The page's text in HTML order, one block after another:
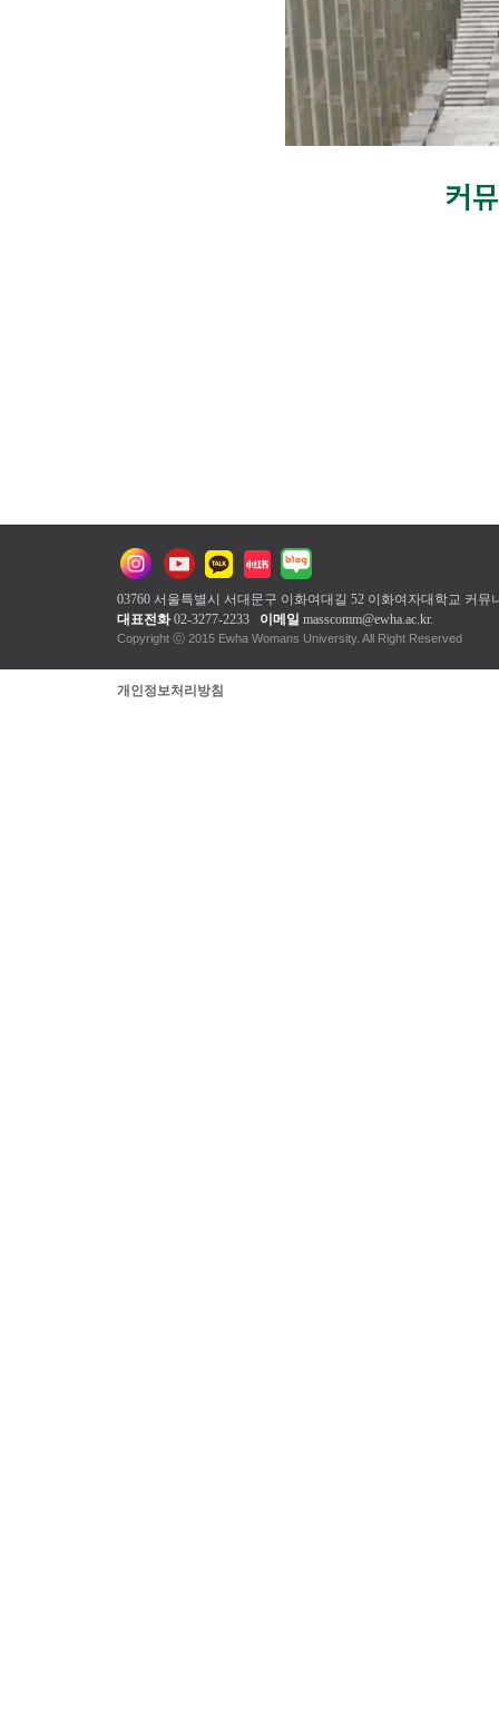
03760 서울특별시 서대문구 이화여대길 52 이화여자대학교 커뮤
대표전화 02-3277-2233 이메일 masscomm@ewha.ac.kr.
Copyright ⓒ 2015 Ewha Womans
개인정보처리방침